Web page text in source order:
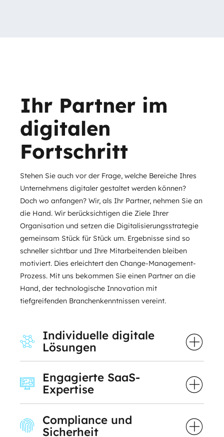
Ihr Partner im
digitalen
Fortschritt
Stehen Sie auch vor der Frage, welche Bereiche Ihres
Unternehmens digitaler gestaltet werden können?
Doch wo anfangen? Wir, als Ihr Partner, nehmen Sie an
die Hand. Wir berücksichtigen die Ziele Ihrer
Organisation und setzen die Digitalisierungsstrategie
gemeinsam Stück für Stück um. Ergebnisse sind so
schneller sichtbar und Ihre Mitarbeitenden bleiben
motiviert. Dies erleichtert den Change-Management-
Prozess. Mit uns bekommen Sie einen Partner an die
Hand, der technologische Innovation mit
tiefgreifenden Branchenkenntnissen vereint.
Individuelle digitale
Lösungen
Engagierte SaaS-
Expertise
Compliance und
Sicherheit